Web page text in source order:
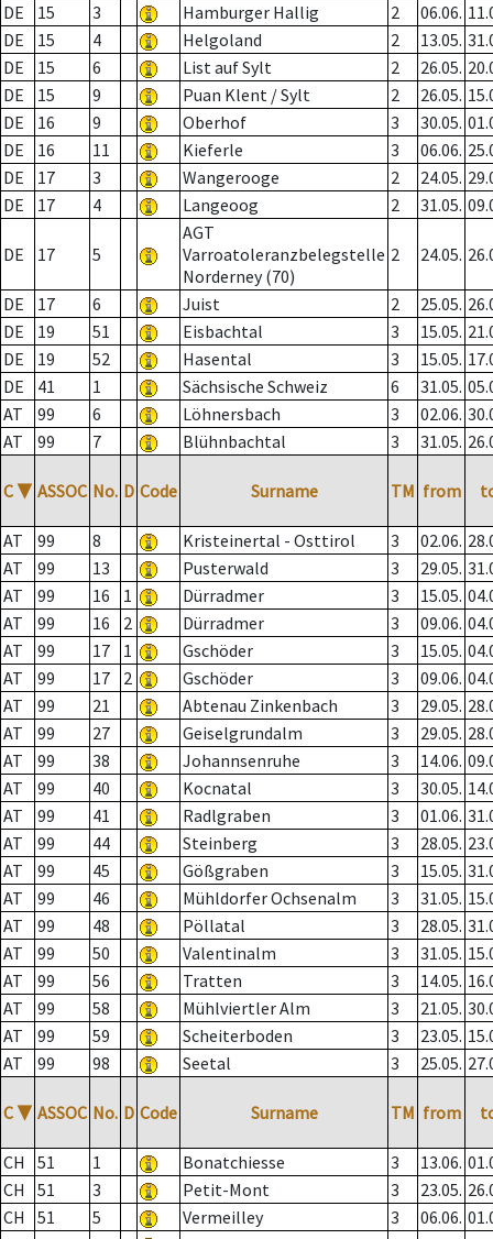
DE
15 3 Hamburger Hallig 2 06.06.
DE
15 4 Helgoland 2 13.05.
DE
15 6 List auf Sylt 2 26.05.
DE
15 9 Puan Klent / Sylt 2 26.05.
DE
16 9 Oberhof 3 30.05.
DE
16 11 Kieferle 3 06.06.
DE
17 3 Wangerooge 2 24.05.
DE
17 4 Langeoog 2 31.05.
DE 17 5
AGT
Varroatoleranzbelegstelle
Norderney (70)
2 24.05.
DE 17 6 Juist 2 25.05.
DE
19 51 Eisbachtal 3 15.05.
DE
19 52 Hasental 3 15.05.
DE
41 1 Sächsische Schweiz 6 31.05.
AT
99 6 Löhnersbach 3 02.06.
AT
99 7 Blühnbachtal 3 31.05.
C ▼ ASSOC No. D Code Surname TM from
AT 99 8 Kristeinertal - Osttirol 3 02.06.
AT
99 13 Pusterwald 3 29.05.
AT
99 16 1 Dürradmer 3 15.05.
AT
99 16 2 Dürradmer 3 09.06.
AT
99 17 1 Gschöder 3 15.05.
AT
99 17 2 Gschöder 3 09.06.
AT
99 21 Abtenau Zinkenbach 3 29.05.
AT
99 27 Geiselgrundalm 3 29.05.
AT
99 38 Johannsenruhe 3 14.06.
AT
99 40 Kocnatal 3 30.05.
AT
99 41 Radlgraben 3 01.06.
AT
99 44 Steinberg 3 28.05.
AT
99 45 Gößgraben 3 15.05.
AT
99 46 Mühldorfer Ochsenalm 3 31.05.
AT
99 48 Pöllatal 3 28.05.
AT
99 50 Valentinalm 3 31.05.
AT
99 56 Tratten 3 14.05.
AT
99 58 Mühlviertler Alm 3 21.05.
AT
99 59 Scheiterboden 3 23.05.
AT
99 98 Seetal 3 25.05.
C ▼ ASSOC No. D Code Surname TM from
CH 51 1 Bonatchiesse 3 13.06.
CH
51 3 Petit-Mont 3 23.05.
CH
51 5 Vermeilley 3 06.06.